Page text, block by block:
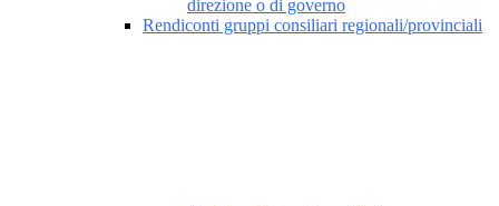
direzione o di governo
Rendiconti gruppi consiliari regionali/provinciali